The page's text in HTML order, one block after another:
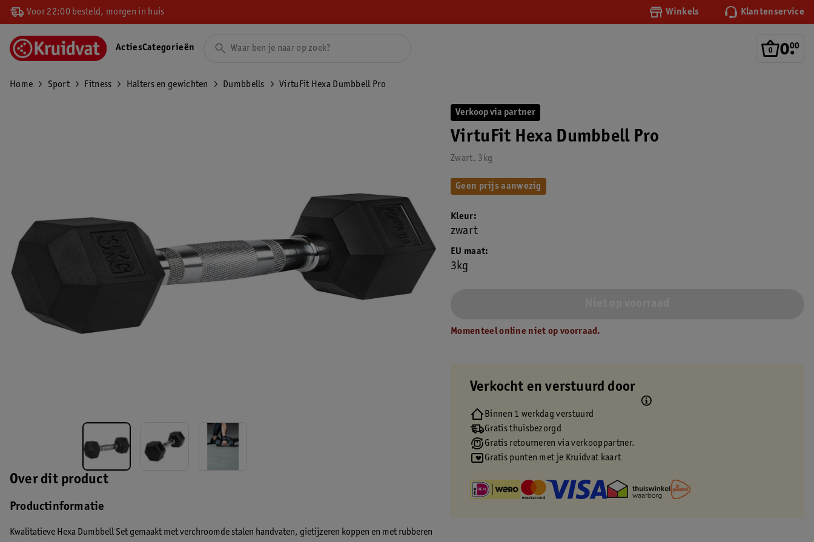
Voor 22:00 besteld, morgen in huis Winkels Klantenservice
0.
00
ActiesCategorieën
Home Sport Fitness Halters en gewichten Dumbbells VirtuFit Hexa Dumbbell Pro
Over dit product
Productinformatie
Kwalitatieve Hexa Dumbbell Set gemaakt met verchroomde stalen handvaten, gietijzeren koppen en met rubberen
Verkoop via partner
VirtuFit Hexa Dumbbell Pro
Zwart, 3kg
Geen prijs aanwezig
EU maat
3kg
Kleur
zwart
Momenteel online niet op voorraad.
Verkocht en verstuurd door
Binnen 1 werkdag verstuurd
Gratis thuisbezorgd
Gratis retourneren via verkooppartner.
Gratis punten met je Kruidvat kaart